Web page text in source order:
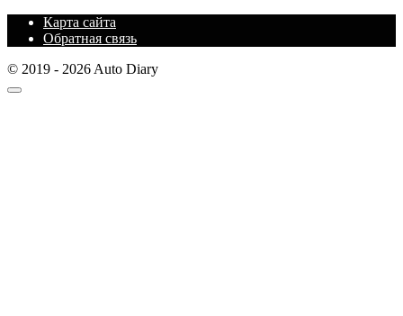
Карта сайта
Обратная связь
© 2019 - 2026 Auto Diary